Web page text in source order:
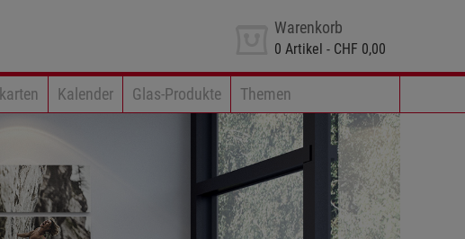
Warenkorb
0 Artikel - CHF 0,00
Kalender Glas-Produkte Themen